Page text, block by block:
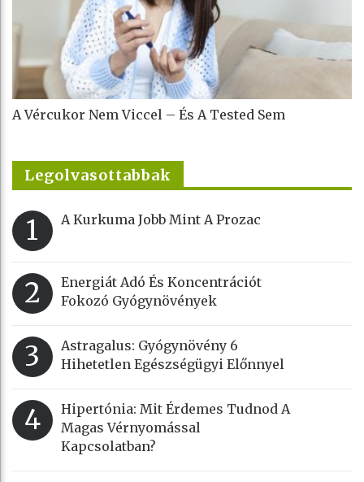
A Vércukor Nem Viccel – És A Tested Sem
Legolvasottabbak
1 A Kurkuma Jobb Mint A Prozac
2
Energiát Adó És Koncentrációt
Fokozó Gyógynövények
3
Astragalus: Gyógynövény 6
Hihetetlen Egészségügyi Előnnyel
4
Hipertónia: Mit Érdemes Tudnod A
Magas Vérnyomással
Kapcsolatban?